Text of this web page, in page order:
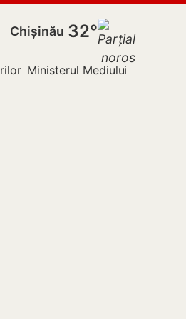
Chișinău 32°
Externe
Ministerul Mediului